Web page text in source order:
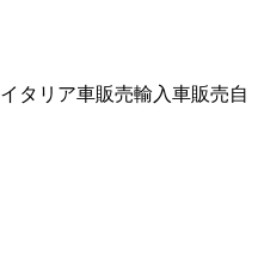
イタリア車販売輸入車販売自